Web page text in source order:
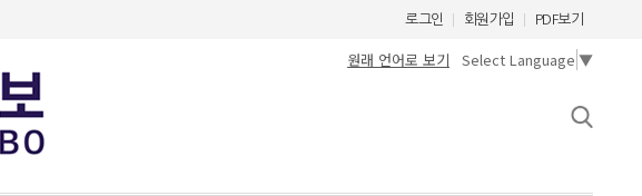
로그인 회원가입 PDF보기
원래 언어로 보기 Select Language ▼